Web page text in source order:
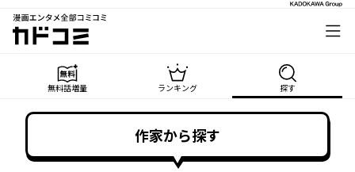
漫画エンタメ全部コミコミ
カドコミ
無料話増量 ランキング 探す
作家から探す